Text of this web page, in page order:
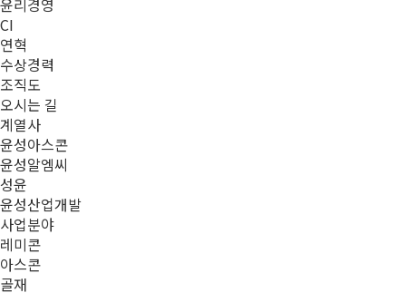
윤리경영
CI
연혁
수상경력
조직도
오시는 길
계열사
윤성아스콘
윤성알엠씨
성윤
윤성산업개발
사업분야
레미콘
아스콘
골재